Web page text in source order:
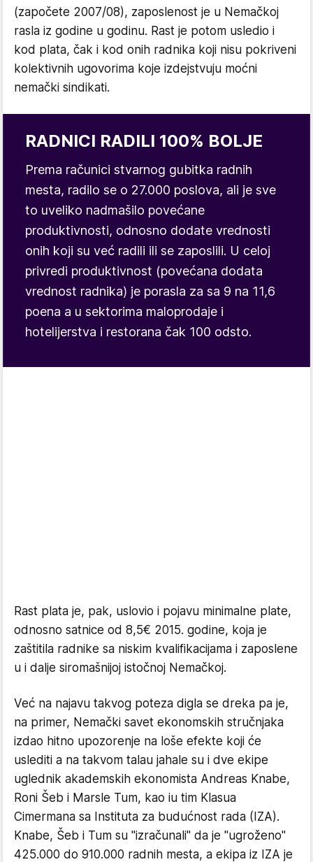
(započete 2007/08), zaposlenost je u Nemačkoj
rasla iz godine u godinu. Rast je potom usledio i
kod plata, čak i kod onih radnika koji nisu pokriveni
kolektivnih ugovorima koje izdejstvuju moćni
nemački sindikati.
RADNICI RADILI 100% BOLJE
Prema računici stvarnog gubitka radnih
mesta, radilo se o 27.000 poslova, ali je sve
to uveliko nadmašilo povećane
produktivnosti, odnosno dodate vrednosti
onih koji su već radili ili se zaposlili. U celoj
privredi produktivnost (povećana dodata
vrednost radnika) je porasla za sa 9 na 11,6
poena a u sektorima maloprodaje i
hotelijerstva i restorana čak 100 odsto.
Rast plata je, pak, uslovio i pojavu minimalne plate,
odnosno satnice od 8,5€ 2015. godine, koja je
zaštitila radnike sa niskim kvalifikacijama i zaposlene
u i dalje siromašnijoj istočnoj Nemačkoj.
Već na najavu takvog poteza digla se dreka pa je,
na primer, Nemački savet ekonomskih stručnjaka
izdao hitno upozorenje na loše efekte koji će
uslediti a na takvom talau jahale su i dve ekipe
uglednik akademskih ekonomista Andreas Knabe,
Roni Šeb i Marsle Tum, kao iu tim Klasua
Cimermana sa Instituta za budućnost rada (IZA).
Knabe, Šeb i Tum su "izračunali" da je "ugroženo"
425.000 do 910.000 radnih mesta, a ekipa iz IZA je